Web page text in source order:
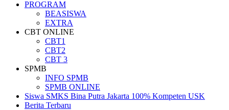
PROGRAM
BEASISWA
EXTRA
CBT ONLINE
CBT1
CBT2
CBT 3
SPMB
INFO SPMB
SPMB ONLINE
Siswa SMKS Bina Putra Jakarta 100% Kompeten USK
Berita Terbaru